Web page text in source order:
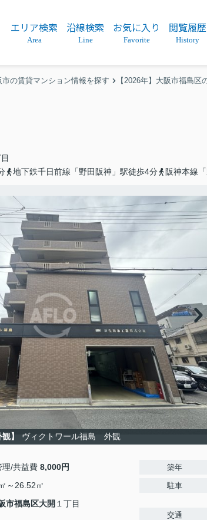
エリア検索
Area
沿線検索
Line
お気に入り
Favorite
閲覧履歴
History
市の賃貸マンション情報を探す 【2026年】大阪市福島
地下鉄千日前線「野田阪神」駅徒歩4分 阪神本線
観】 ヴィクトワール福島 外観
/共益費 8,000円
～26.52㎡
市福島区大開 １丁目
築年
駐車
交通